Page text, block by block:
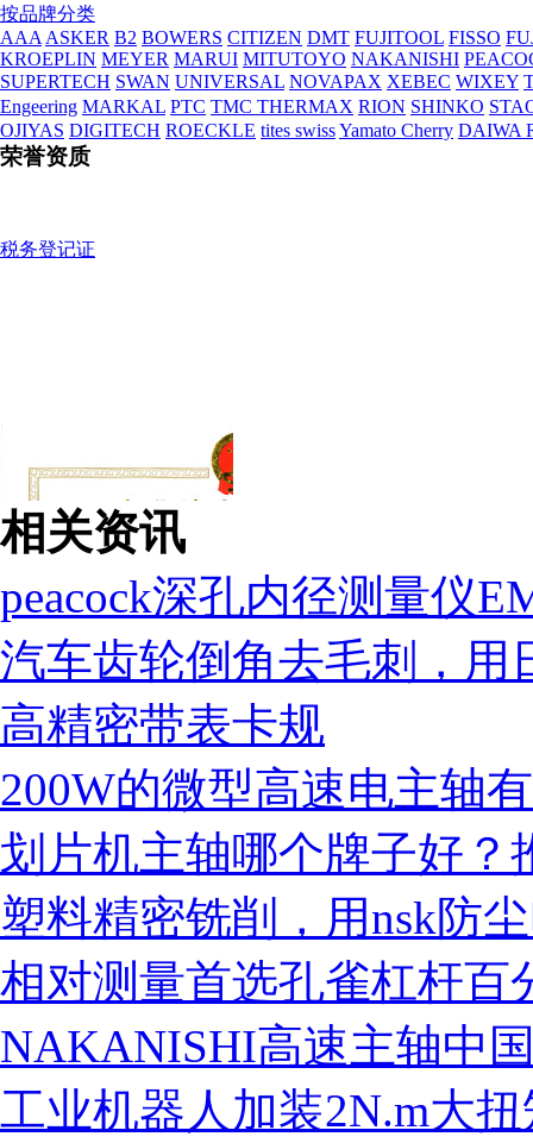
按品牌分类
AAA ASKER B2 BOWERS CITIZEN DMT FUJITOOL FISSO
KROEPLIN MEYER MARUI MITUTOYO NAKANISHI
SUPERTECH SWAN UNIVERSAL NOVAPAX XEBEC WIXEY
Engeering MARKAL PTC TMC THERMAX RION SHINKO
OJIYAS DIGITECH ROECKLE tites swissYamato Cherry DAIWA
荣誉资质
营业执照
相关资讯
peacock深孔内径测量仪
汽车齿轮倒角去毛刺，
高精密带表卡规
200W的微型高速电主轴
划片机主轴哪个牌子好？
塑料精密铣削，用nsk防
相对测量首选孔雀杠杆百
NAKANISHI高速主轴中
工业机器人加装2N.m大